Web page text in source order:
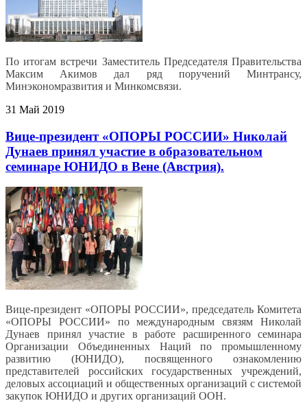
По итогам встречи Заместитель Председателя Правительства
Максим Акимов дал ряд поручений Минтрансу,
Минэкономразвития и Минкомсвязи.
31 Май 2019
Вице-президент «ОПОРЫ РОССИИ» Николай
Дунаев принял участие в образовательном
семинаре ЮНИДО в Вене (Австрия).
Вице-президент «ОПОРЫ РОССИИ», председатель Комитета
«ОПОРЫ РОССИИ» по международным связям Николай
Дунаев принял участие в работе расширенного семинара
Организации Объединенных Наций по промышленному
развитию (ЮНИДО), посвященного ознакомлению
представителей российских государственных учреждений,
деловых ассоциаций и общественных организаций с системой
закупок ЮНИДО и других организаций ООН.